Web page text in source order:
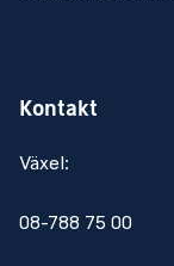
Kontakt
Växel:
08-788 75 00